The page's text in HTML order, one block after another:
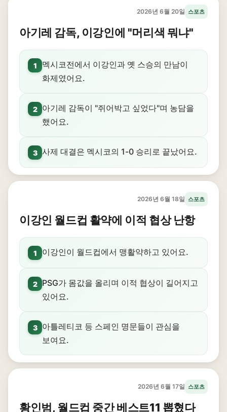
2026년 6월 20일 스포츠
아기레 감독, 이강인에 "머리색 뭐냐"
1
멕시코전에서 이강인과 옛 스승의 만남이
화제였어요.
2
아기레 감독이 "쥐어박고 싶었다"며 농담을
했어요.
3 사제 대결은 멕시코의 1-0 승리로 끝났어요.
2026년 6월 18일 스포츠
이강인 월드컵 활약에 이적 협상 난항
1 이강인이 월드컵에서 맹활약하고 있어요.
2
PSG가 몸값을 올리며 이적 협상이 길어지고
있어요.
3
아틀레티코 등 스페인 명문들이 관심을
보여요.
2026년 6월 17일 스포츠
황인범, 월드컵 중간 베스트11 뽑혔다